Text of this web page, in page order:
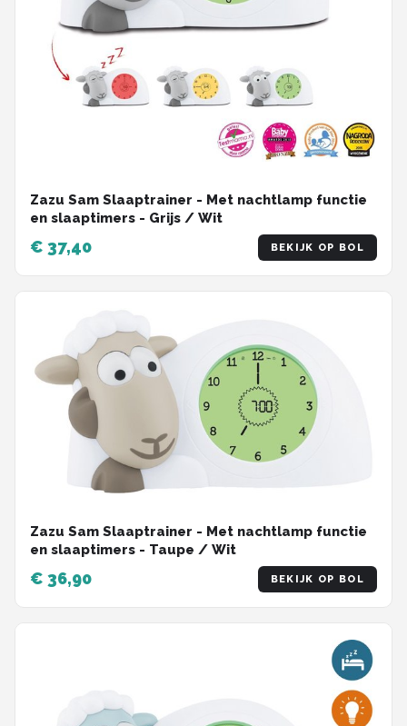
Zazu Sam Slaaptrainer - Met nachtlamp functie
en slaaptimers - Grijs / Wit
€ 37,40 BEKIJK OP BOL
Zazu Sam Slaaptrainer - Met nachtlamp functie
en slaaptimers - Taupe / Wit
€ 36,90 BEKIJK OP BOL